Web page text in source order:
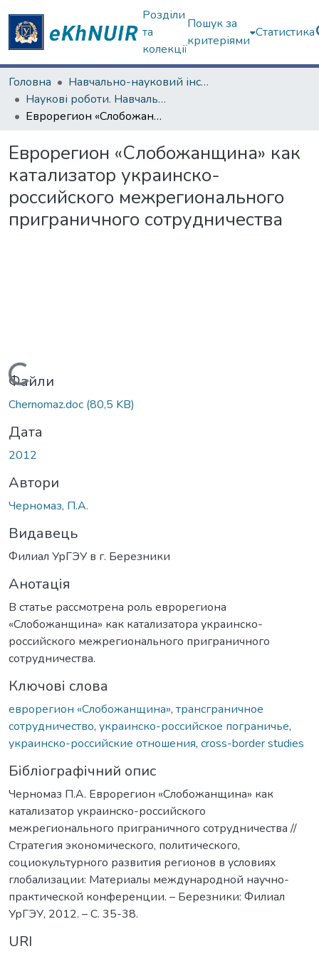
Розділи
та
колекції
Пошук за
критеріями
Статистика
Головна
Навчально-науковий інститут "Каразінський інститут міжнародних відносин та туристичного бізнесу"
Наукові роботи. Навчально-науковий інститут "Каразінський інститут міжнародних відносин та туристичного бізнесу"
Еврорегион «Слобожанщина» как катализатор украинско-российского межрегионального приграничного сотрудничества
Еврорегион «Слобожанщина» как
катализатор украинско-
российского межрегионального
приграничного сотрудничества
Вантажиться...
Файли
Chernomaz.doc (80,5 KB)
Дата
2012
Автори
Черномаз, П.А.
Видавець
Филиал УрГЭУ в г. Березники
Анотація
В статье рассмотрена роль еврорегиона
«Слобожанщина» как катализатора украинско-
российского межрегионального приграничного
сотрудничества.
Ключові слова
еврорегион «Слобожанщина», трансграничное
сотрудничество, украинско-российское пограничье,
украинско-российские отношения, cross-border studies
Бібліографічний опис
Черномаз П.А. Еврорегион «Слобожанщина» как
катализатор украинско-российского
межрегионального приграничного сотрудничества //
Стратегия экономического, политического,
социокультурного развития регионов в условиях
глобализации: Материалы международной научно-
практической конференции. – Березники: Филиал
УрГЭУ, 2012. – С. 35-38.
URI